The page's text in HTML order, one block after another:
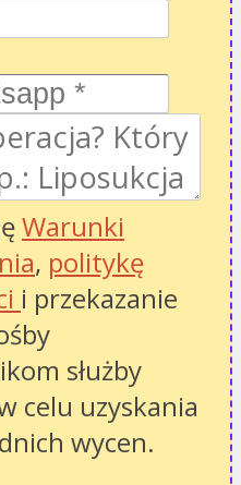
Warunki
, politykę
i przekazanie
służby
celu uzyskania
wycen.